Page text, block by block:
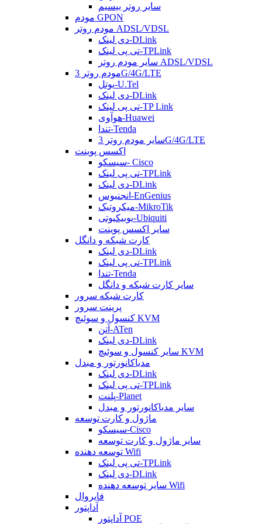
سایر روتر بیسیم
مودم GPON
مودم روتر ADSL/VDSL
دی لینک-DLink
تی پی لینک-TPLink
سایر مودم روتر ADSL/VDSL
مودم روتر 3G/4G/LTE
یوتل-U.Tel
دی لینک-DLink
تی پی لینک-TP Link
هوآوی-Huawei
تندا-Tenda
سایر مودم روتر 3G/4G/LTE
اکسس پوینت
سیسکو- Cisco
تی پی لینک-TPLink
دی لینک-DLink
انجنیوس-EnGenius
میکروتیک-MikroTik
یوبیکیوتی-Ubiquiti
سایر اکسس پوینت
کارت شبکه و دانگل
دی لینک-DLink
تی پی لینک-TPLink
تندا-Tenda
سایر کارت شبکه و دانگل
کارت شبکه سرور
پرینت سرور
کنسول و سوئیچ KVM
آتن-ATen
دی لینک-DLink
سایر کنسول و سوئیچ KVM
مدیاکانورتور و مبدل
دی لینک-DLink
تی پی لینک-TPLink
پلنت-Planet
سایر مدیاکانورتور و مبدل
ماژول و کارت توسعه
سیسکو-Cisco
سایر ماژول و کارت توسعه
توسعه دهنده Wifi
تی پی لینک-TPLink
دی لینک-DLink
سایر توسعه دهنده Wifi
فایروال
آداپتور
آداپتور POE